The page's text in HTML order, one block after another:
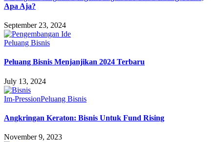
Apa Aja?
September 23, 2024
Peluang Bisnis
Peluang Bisnis Menjanjikan 2024 Terbaru
July 13, 2024
Im-PressionPeluang Bisnis
Angkringan Keraton: Bisnis Untuk Fund Rising
November 9, 2023